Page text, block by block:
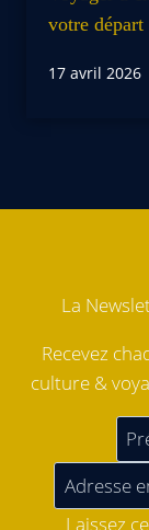
votre départ
17 avril 2026
La
Recevez
culture &
Laissez